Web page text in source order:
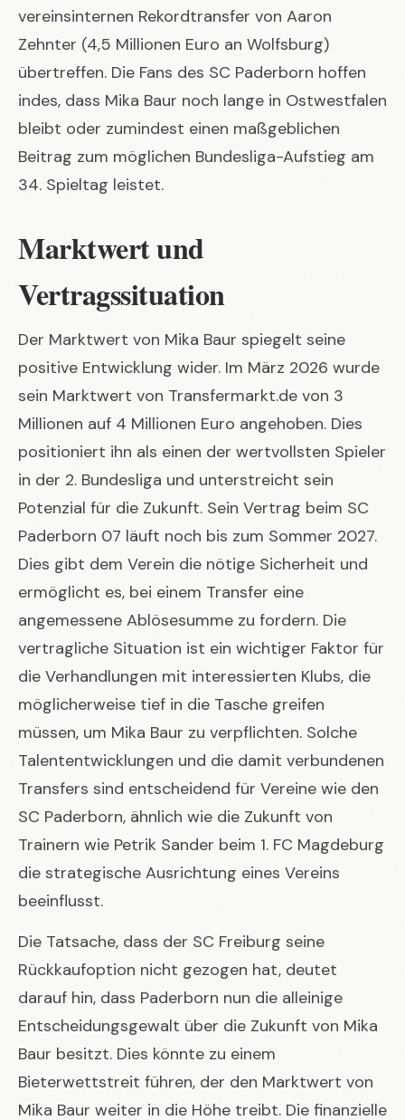
vereinsinternen Rekordtransfer von Aaron
Zehnter (4,5 Millionen Euro an Wolfsburg)
übertreffen. Die Fans des SC Paderborn hoffen
indes, dass Mika Baur noch lange in Ostwestfalen
bleibt oder zumindest einen maßgeblichen
Beitrag zum möglichen Bundesliga-Aufstieg am
34. Spieltag leistet.
Marktwert und
Vertragssituation
Der Marktwert von Mika Baur spiegelt seine
positive Entwicklung wider. Im März 2026 wurde
sein Marktwert von Transfermarkt.de von 3
Millionen auf 4 Millionen Euro angehoben. Dies
positioniert ihn als einen der wertvollsten Spieler
in der 2. Bundesliga und unterstreicht sein
Potenzial für die Zukunft. Sein Vertrag beim SC
Paderborn 07 läuft noch bis zum Sommer 2027.
Dies gibt dem Verein die nötige Sicherheit und
ermöglicht es, bei einem Transfer eine
angemessene Ablösesumme zu fordern. Die
vertragliche Situation ist ein wichtiger Faktor für
die Verhandlungen mit interessierten Klubs, die
möglicherweise tief in die Tasche greifen
müssen, um Mika Baur zu verpflichten. Solche
Talententwicklungen und die damit verbundenen
Transfers sind entscheidend für Vereine wie den
SC Paderborn, ähnlich wie die Zukunft von
Trainern wie Petrik Sander beim 1. FC Magdeburg
die strategische Ausrichtung eines Vereins
beeinflusst.
Die Tatsache, dass der SC Freiburg seine
Rückkaufoption nicht gezogen hat, deutet
darauf hin, dass Paderborn nun die alleinige
Entscheidungsgewalt über die Zukunft von Mika
Baur besitzt. Dies könnte zu einem
Bieterwettstreit führen, der den Marktwert von
Mika Baur weiter in die Höhe treibt. Die finanzielle